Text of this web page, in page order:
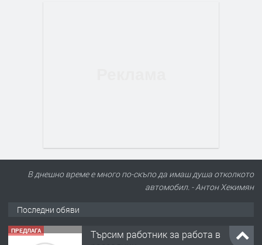
В днешно време е много по-скъпо да имаш душа отколкото
автомобил. - Антон Хекимян
Последни обяви
ПРЕДЛАГА
Търсим работник за работа в